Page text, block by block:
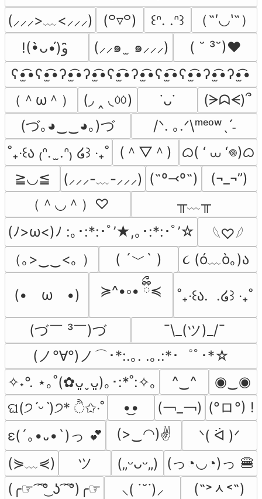
(⸝⸝⸝>﹏<⸝⸝⸝)
(꒪▿꒪) ꒰ᐢ. .ᐢ꒱
（˶′◡‵˶）
(⸝⸝๑  ̫ ๑⸝⸝⸝)
( ˘ ³˘)♥
ʕ•̫͡•ʕ•̫͡•ʔ•̫͡•ʔ•̫͡•ʕ•̫͡•ʔ•̫͡•ʕ•̫͡•ʕ•̫͡•ʔ•̫͡•ʔ•̫͡•
（＾ω＾）
(◞ ‸ ◟ㆀ) ˙ᴗ˙
(ᗒᗣᗕ)՞
(づ｡◕‿‿◕｡)づ
/ᐠ. ｡.ᐟ\ᵐᵉᵒʷˎˊ˗
˚₊‧꒰ა ₍ᐢ.  ̫.ᐢ₎ ໒꒱ ‧₊˚
(＾▽＾)
ᜊ( ‘ ⩊ ‘𖦹)ᜊ
≧◡≦
(⸝⸝⸝-﹏-⸝⸝⸝) (˶º⤙º˶)
(¬_¬”)
（＾◡＾）♡
╥﹏╥
(ﾉ>ω<)ﾉ :｡･:*:･ﾟ’★,｡･:*:･ﾟ’☆
𓆩♡𓆪
（｡>‿‿<｡ ）
( ´﹀` ) ૮ (ó﹏ò｡)ა
(•　ω　•) ≽^•༚• ྀིྀ≼ ˚₊‧꒰ა.  .໒꒱ ‧₊˚
(づ￣ ³￣)づ
¯\_(ツ)_/¯
(ノ°∀°)ノ⌒･*:.｡. .｡.:*･゜ﾟ･*☆
✧˖°. ⋆｡˚(✿ᴗ͈ˬᴗ͈)｡･:*˚:✧｡
^‿^
◉‿◉
ଘ(੭ˊᵕˋ)੭* ੈ✩‧˚
•͜• (￢_￢) (°ロ°) !
ε(´｡•᎑•`)っ 💕
(>‿◠)✌
ᐠ( ᐛ )ᐟ
(⋟﹏⋞)
ツ („ᵕᴗᵕ„)
(っ◔◡◔)っ 🍔
(╭☞ ͡ ͡°͜ ʖ ͡ ͡°)╭☞
⸜( ˙˘˙)⸝
(˶˃ᆺ˂˶)